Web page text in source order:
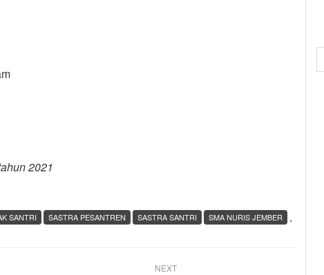
2021
,
SANTRI SASTRA PESANTREN SASTRA SANTRI SMA NURIS JEMBER
NEXT